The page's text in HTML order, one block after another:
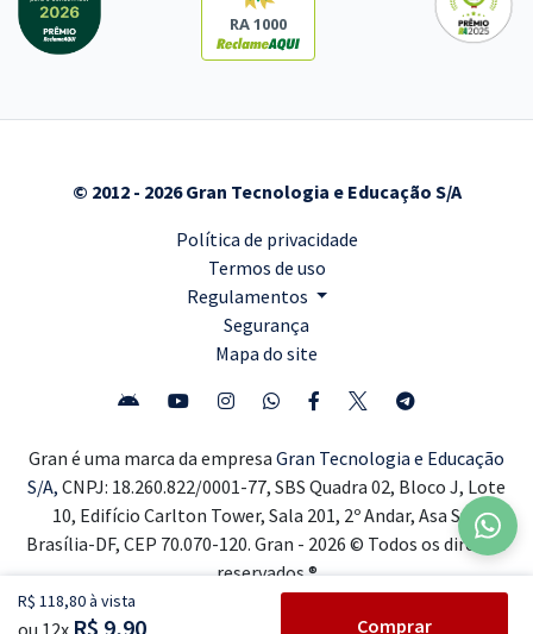
R$ 118,80 à vista
ou 12x R$ 9,90 Comprar
RA 1000
© 2012 - 2026 Gran Tecnologia e Educação S/A
Política de privacidade
Termos de uso
Regulamentos
Segurança
Mapa do site
Gran é uma marca da empresa Gran Tecnologia e Educação
S/A, CNPJ: 18.260.822/0001-77, SBS Quadra 02, Bloco J, Lote
10, Edifício Carlton Tower, Sala 201, 2º Andar, Asa Sul,
Brasília-DF, CEP 70.070-120. Gran - 2026 © Todos os direitos
reservados ®